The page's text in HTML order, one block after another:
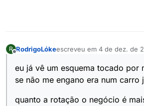
R RodrigoLókeescreveu em 4 de dez. de
última edição por
eu já vê um esquema tocado por
se não me engano era num carro
quanto a rotação o negócio é